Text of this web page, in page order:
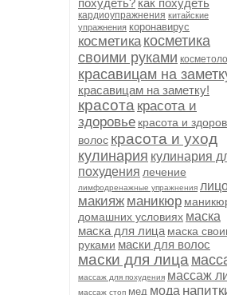
похудеть? как похудеть
кардиоупражнения китайские
упражнения коронавирус
косметика косметика
своими руками
красавицам на
красавицам на заметку!
красота красота и
здоровье красота и
волос красота и уход
кулинария кулинария
похудения лечение
лимфодренажные упражнения
макияж маникюр
домашних условиях маска
маска для лица маска
руками маски для волос
маски для лица
массаж для похудения массаж
массаж стоп мед мода